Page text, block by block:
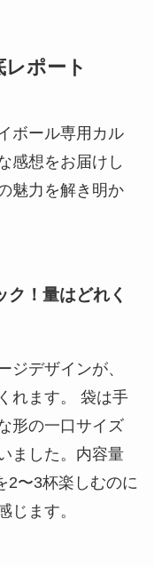
レポート
ボール専用カル
感想をお届けし
魅力を解き明か
！量はどれく
ジデザインが、
れます。 袋は手
形の一口サイズ
ました。内容量
2〜3杯楽しむのに
じます。